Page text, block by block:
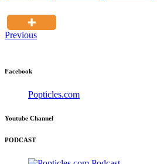
Previous
Facebook
Popticles.com
Youtube Channel
PODCAST